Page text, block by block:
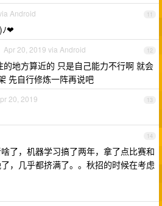
11
Android
ﾉ❤
12
Apr 20, 2019 via Android
地方算近的 只是自己能力不行啊 就会
先自行修炼一阵再说吧
13
20, 2019
14
了，机器学习搞了两年，拿了点比赛和
，几乎都挤满了。。秋招的时候在考虑